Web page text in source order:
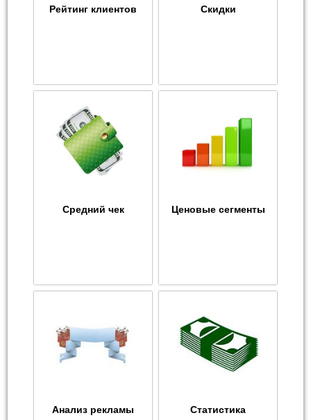
Рейтинг клиентов Скидки
Средний чек Ценовые сегменты
Анализ рекламы
Статистика